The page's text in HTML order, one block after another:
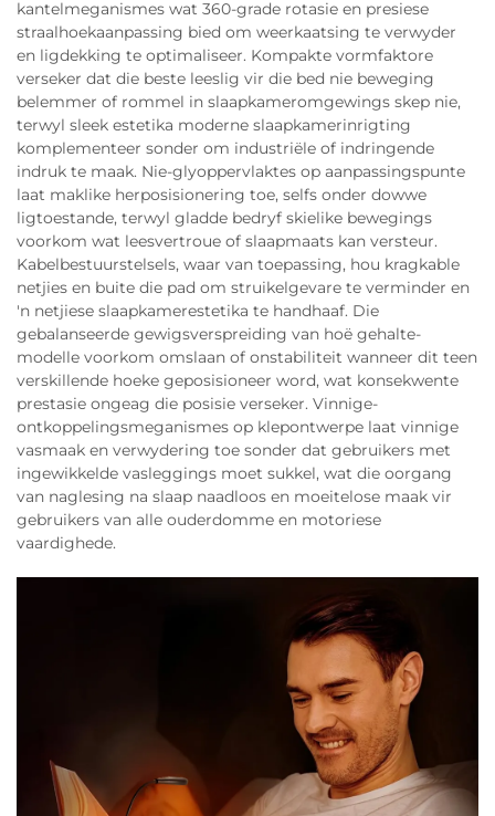
kantelmeganismes wat 360-grade rotasie en presiese
straalhoekaanpassing bied om weerkaatsing te verwyder
en ligdekking te optimaliseer. Kompakte vormfaktore
verseker dat die beste leeslig vir die bed nie beweging
belemmer of rommel in slaapkameromgewings skep nie,
terwyl sleek estetika moderne slaapkamerinrigting
komplementeer sonder om industriële of indringende
indruk te maak. Nie-glyoppervlaktes op aanpassingspunte
laat maklike herposisionering toe, selfs onder dowwe
ligtoestande, terwyl gladde bedryf skielike bewegings
voorkom wat leesvertroue of slaapmaats kan versteur.
Kabelbestuurstelsels, waar van toepassing, hou kragkable
netjies en buite die pad om struikelgevare te verminder en
'n netjiese slaapkamerestetika te handhaaf. Die
gebalanseerde gewigsverspreiding van hoë gehalte-
modelle voorkom omslaan of onstabiliteit wanneer dit teen
verskillende hoeke geposisioneer word, wat konsekwente
prestasie ongeag die posisie verseker. Vinnige-
ontkoppelingsmeganismes op klepontwerpe laat vinnige
vasmaak en verwydering toe sonder dat gebruikers met
ingewikkelde vasleggings moet sukkel, wat die oorgang
van naglesing na slaap naadloos en moeitelose maak vir
gebruikers van alle ouderdomme en motoriese
vaardighede.